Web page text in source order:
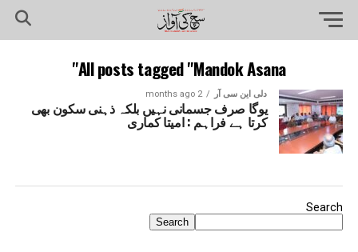
All posts tagged "Mandok Asana"
دلی این سی آر 2 months ago
یوگا صرف جسمانی نہیں بلکہ ذہنی سکون بھی
کرتا ہے فراہم : امیتا کماری
Search
Search